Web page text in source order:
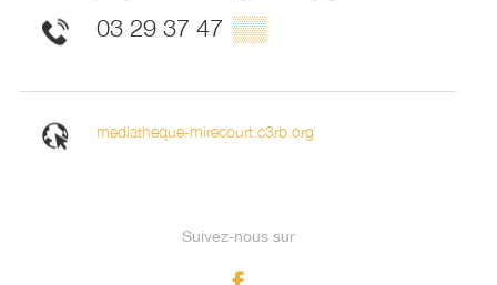
03 29 37 47 ▒▒
mediatheque-mirecourt.c3rb.org
Suivez-nous sur